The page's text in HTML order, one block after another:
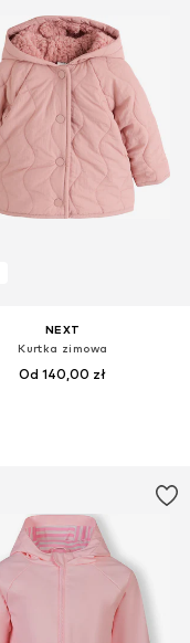
NEXT
Kurtka zimowa
Od 140,00 zł